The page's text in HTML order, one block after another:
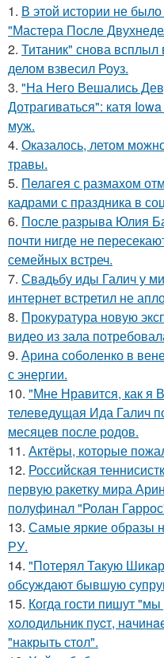
1. В этой истории не
"Мастера После
2. Титаник" снова
делом взвесил Роуз.
3. "На Него Вешались
Дотрагиваться": катя
муж.
4. Оказалось, летом
травы.
5. Пелагея с размахом
кадрами с праздника в
6. После разрыва Юлия
почти нигде не
семейных встреч.
7. Свадьбу иды Галич у
интернет встретил не
8. Прокуратура новую
видео из зала
9. Арина соболенко в
с энергии.
10. "Мне Нравится, как я
телеведущая Ида Галич
месяцев после родов.
11. Актёры, которые
12. Российская
первую ракетку мира
полуфинал "Ролан
13. Самые яркие образы
РУ.
14. "Потерял Такую
обсуждают бывшую
15. Когда гости пишут
хoлодильник пуcт,
"накрыть стол".